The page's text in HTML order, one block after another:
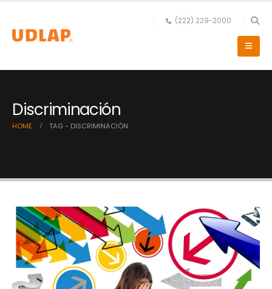
(222) 229-2000
Discriminación
HOME TAG - DISCRIMINACIÓN